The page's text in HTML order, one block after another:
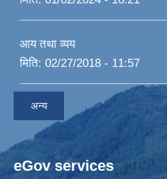
आय तथा व्यय
मिति: 02/27/2018 - 11:57
अन्य
eGov services